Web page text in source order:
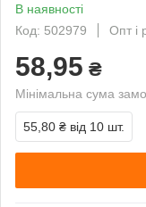
В наявності
Код: 502979
Опт і
58,95 ₴
Мінімальна сума
55,80 ₴ від 10 шт.